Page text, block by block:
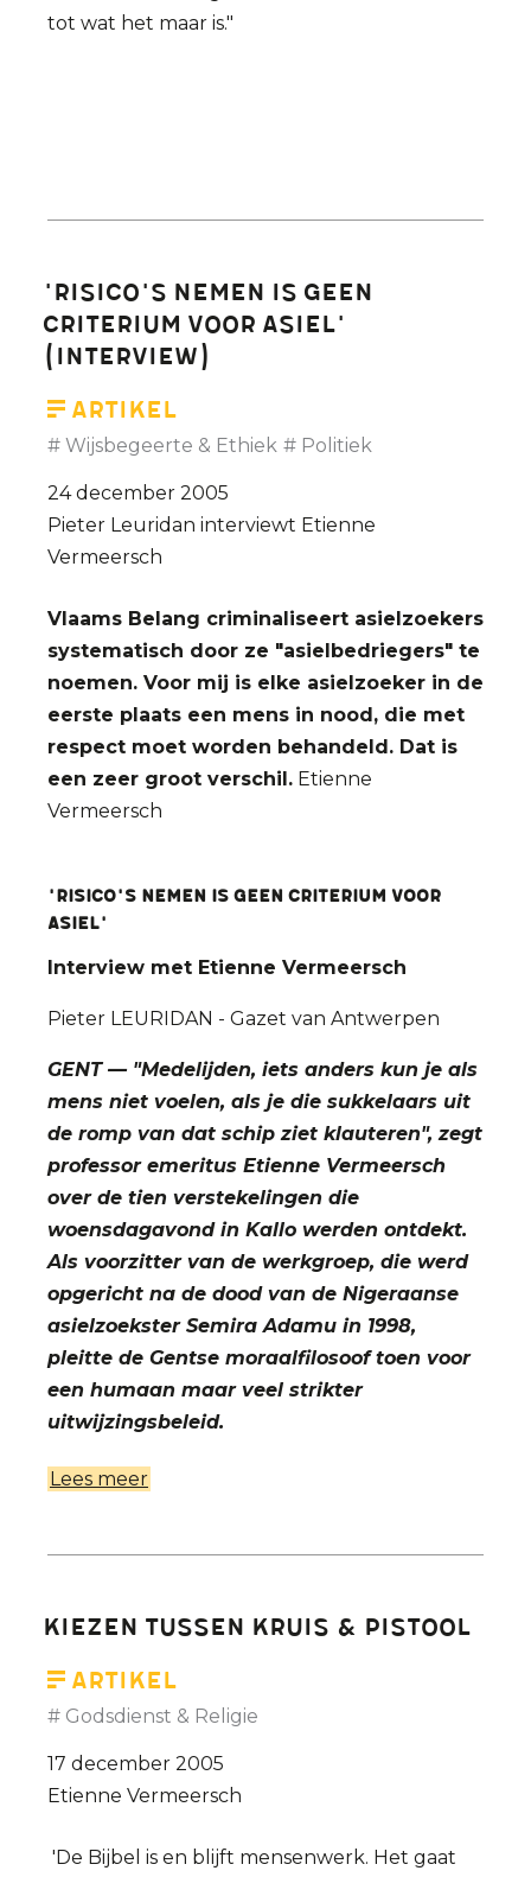
tot wat het maar is."
'Risico's nemen is geen
criterium voor asiel'
(interview)
Artikel
Wijsbegeerte & Ethiek Politiek
24 december 2005
Pieter Leuridan interviewt Etienne
Vermeersch
Vlaams Belang criminaliseert asielzoekers
systematisch door ze "asielbedriegers" te
noemen. Voor mij is elke asielzoeker in de
eerste plaats een mens in nood, die met
respect moet worden behandeld. Dat is
een zeer groot verschil. Etienne
Vermeersch
'Risico's nemen is geen criterium voor
asiel'
Interview met Etienne Vermeersch
Pieter LEURIDAN - Gazet van Antwerpen
GENT — "Medelijden, iets anders kun je als
mens niet voelen, als je die sukkelaars uit
de romp van dat schip ziet klauteren", zegt
professor emeritus Etienne Vermeersch
over de tien verstekelingen die
woensdagavond in Kallo werden ontdekt.
Als voorzitter van de werkgroep, die werd
opgericht na de dood van de Nigeraanse
asielzoekster Semira Adamu in 1998,
pleitte de Gentse moraalfilosoof toen voor
een humaan maar veel strikter
uitwijzingsbeleid.
Lees meer
criterium
voor
asiel'
Kiezen tussen Kruis & Pistool
Artikel
Godsdienst & Religie
17 december 2005
Etienne Vermeersch
'De Bijbel is en blijft mensenwerk. Het gaat